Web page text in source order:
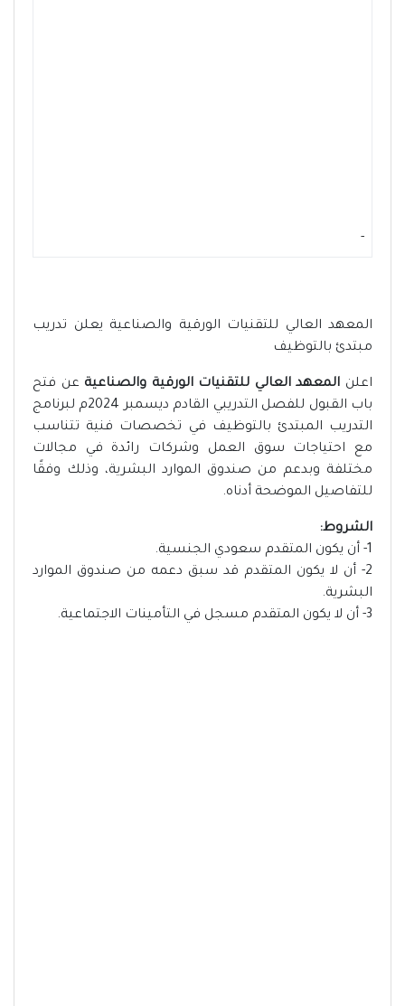
-
المعهد العالي للتقنيات الورقية والصناعية يعلن تدريب
مبتدئ بالتوظيف
اعلن المعهد العالي للتقنيات الورقية والصناعية عن فتح
باب القبول للفصل التدريبي القادم ديسمبر 2024م لبرنامج
التدريب المبتدئ بالتوظيف في تخصصات فنية تتناسب
مع احتياجات سوق العمل وشركات رائدة في مجالات
مختلفة وبدعم من صندوق الموارد البشرية، وذلك وفقًا
للتفاصيل الموضحة أدناه.
الشروط:
1- أن يكون المتقدم سعودي الجنسية.
2- أن لا يكون المتقدم قد سبق دعمه من صندوق الموارد
البشرية.
3- أن لا يكون المتقدم مسجل في التأمينات الاجتماعية.